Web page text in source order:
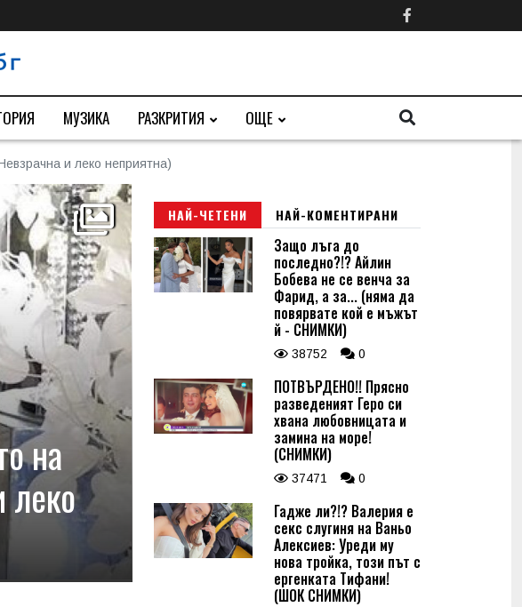
МУЗИКА РАЗКРИТИЯ ОЩЕ
и леко неприятна)
на
леко
НАЙ-ЧЕТЕНИ НАЙ-КОМЕНТИРАНИ
Защо лъга до
последно?!? Айлин
Бобева не се венча за
Фарид, а за... (няма да
повярвате кой е мъжът
й - СНИМКИ)
38752 0
ПОТВЪРДЕНО!! Прясно
разведеният Геро си
хвана любовницата и
замина на море!
(СНИМКИ)
37471 0
Гадже ли?!? Валерия е
секс слугиня на Ваньо
Алексиев: Уреди му
нова тройка, този път с
ергенката Тифани!
(ШОК СНИМКИ)